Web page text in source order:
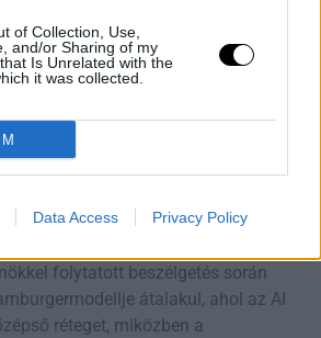
of Collection, Use,
and/or Sharing of my
Is Unrelated with the
it was collected.
Data Access Privacy Policy
folytatott beszélgetés során
átalakul, ahol az AI
réteget, miközben a